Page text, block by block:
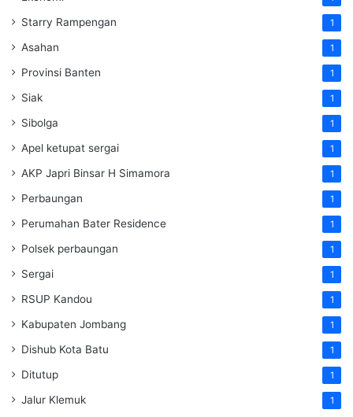
Starry Rampengan 1
Asahan 1
Provinsi Banten 1
Siak 1
Sibolga 1
Apel ketupat sergai 1
AKP Japri Binsar H Simamora 1
Perbaungan 1
Perumahan Bater Residence 1
Polsek perbaungan 1
Sergai 1
RSUP Kandou 1
Kabupaten Jombang 1
Dishub Kota Batu 1
Ditutup 1
Jalur Klemuk 1